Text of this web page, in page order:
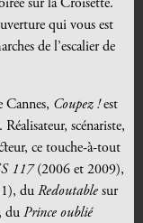
sur la Croisette.
qui vous est
de l’escalier de
Cannes, Coupez !est
Réalisateur, scénariste,
ce touche-à-tout
117(2006 et 2009),
du Redoutable sur
du Prince oublié